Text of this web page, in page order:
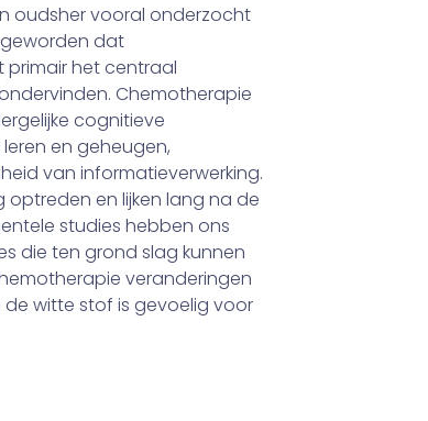
oudsher vooral onderzocht
geworden dat
primair het centraal
Chemotherapie
cognitieve
en geheugen,
van informatieverwerking.
en lijken lang na de
studies hebben ons
die ten grond slag kunnen
veranderingen
de witte stof is gevoelig voor